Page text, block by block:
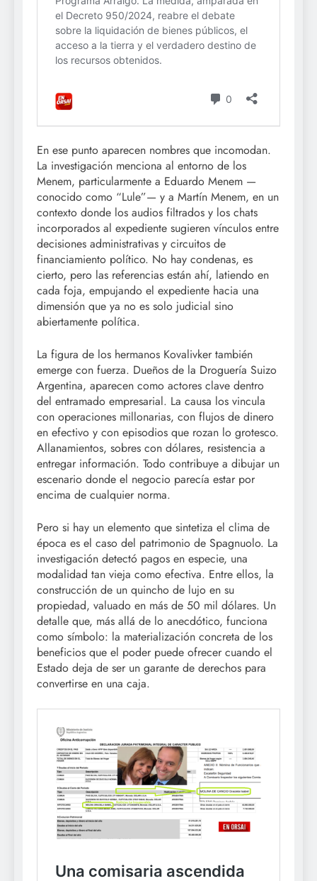
En ese punto aparecen nombres que incomodan.
La investigación menciona al entorno de los
Menem, particularmente a Eduardo Menem —
conocido como “Lule”— y a Martín Menem, en un
contexto donde los audios filtrados y los chats
incorporados al expediente sugieren vínculos entre
decisiones administrativas y circuitos de
financiamiento político. No hay condenas, es
cierto, pero las referencias están ahí, latiendo en
cada foja, empujando el expediente hacia una
dimensión que ya no es solo judicial sino
abiertamente política.
La figura de los hermanos Kovalivker también
emerge con fuerza. Dueños de la Droguería Suizo
Argentina, aparecen como actores clave dentro
del entramado empresarial. La causa los vincula
con operaciones millonarias, con flujos de dinero
en efectivo y con episodios que rozan lo grotesco.
Allanamientos, sobres con dólares, resistencia a
entregar información. Todo contribuye a dibujar un
escenario donde el negocio parecía estar por
encima de cualquier norma.
Pero si hay un elemento que sintetiza el clima de
época es el caso del patrimonio de Spagnuolo. La
investigación detectó pagos en especie, una
modalidad tan vieja como efectiva. Entre ellos, la
construcción de un quincho de lujo en su
propiedad, valuado en más de 50 mil dólares. Un
detalle que, más allá de lo anecdótico, funciona
como símbolo: la materialización concreta de los
beneficios que el poder puede ofrecer cuando el
Estado deja de ser un garante de derechos para
convertirse en una caja.